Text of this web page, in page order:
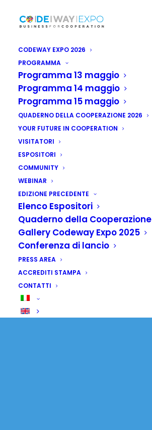
CODEWAY EXPO 2026
PROGRAMMA
Programma 13 maggio
Programma 14 maggio
Programma 15 maggio
QUADERNO DELLA COOPERAZIONE 2026
YOUR FUTURE IN COOPERATION
VISITATORI
ESPOSITORI
COMMUNITY
WEBINAR
EDIZIONE PRECEDENTE
Elenco Espositori
Quaderno della Cooperazione
Gallery Codeway Expo 2025
Conferenza di lancio
PRESS AREA
ACCREDITI STAMPA
CONTATTI